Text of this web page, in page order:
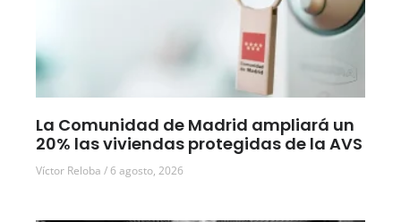
La Comunidad de Madrid ampliará un
20% las viviendas protegidas de la AVS
Víctor Reloba 6 agosto, 2026